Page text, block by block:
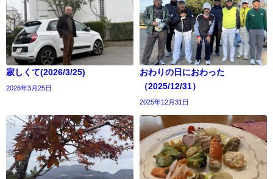
寂しくて(2026/3/25)
2026年3月25日
おわりの日におわった
（2025/12/31）
2025年12月31日